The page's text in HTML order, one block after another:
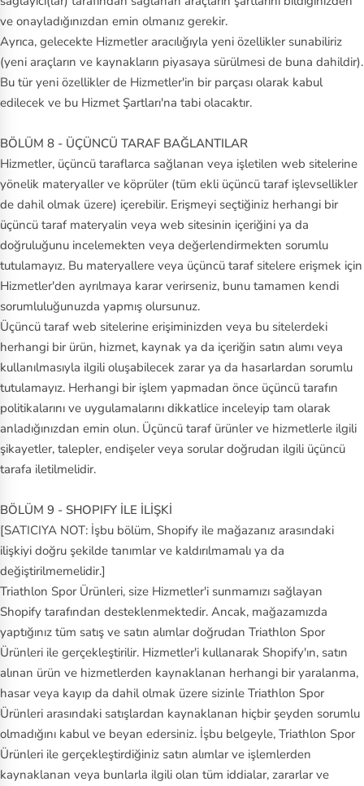
ve onayladığınızdan emin olmanız gerekir.
Ayrıca, gelecekte Hizmetler aracılığıyla yeni özellikler sunabiliriz
(yeni araçların ve kaynakların piyasaya sürülmesi de buna dahildir).
Bu tür yeni özellikler de Hizmetler'in bir parçası olarak kabul
edilecek ve bu Hizmet Şartları'na tabi olacaktır.
BÖLÜM 8 - ÜÇÜNCÜ TARAF BAĞLANTILAR
Hizmetler, üçüncü taraflarca sağlanan veya işletilen web sitelerine
yönelik materyaller ve köprüler (tüm ekli üçüncü taraf işlevsellikler
de dahil olmak üzere) içerebilir. Erişmeyi seçtiğiniz herhangi bir
üçüncü taraf materyalin veya web sitesinin içeriğini ya da
doğruluğunu incelemekten veya değerlendirmekten sorumlu
tutulamayız. Bu materyallere veya üçüncü taraf sitelere erişmek için
Hizmetler'den ayrılmaya karar verirseniz, bunu tamamen kendi
sorumluluğunuzda yapmış olursunuz.
Üçüncü taraf web sitelerine erişiminizden veya bu sitelerdeki
herhangi bir ürün, hizmet, kaynak ya da içeriğin satın alımı veya
kullanılmasıyla ilgili oluşabilecek zarar ya da hasarlardan sorumlu
tutulamayız. Herhangi bir işlem yapmadan önce üçüncü tarafın
politikalarını ve uygulamalarını dikkatlice inceleyip tam olarak
anladığınızdan emin olun. Üçüncü taraf ürünler ve hizmetlerle ilgili
şikayetler, talepler, endişeler veya sorular doğrudan ilgili üçüncü
tarafa iletilmelidir.
BÖLÜM 9 - SHOPIFY İLE İLİŞKİ
[SATICIYA NOT: İşbu bölüm, Shopify ile mağazanız arasındaki
ilişkiyi doğru şekilde tanımlar ve kaldırılmamalı ya da
değiştirilmemelidir.]
Triathlon Spor Ürünleri, size Hizmetler'i sunmamızı sağlayan
Shopify tarafından desteklenmektedir. Ancak, mağazamızda
yaptığınız tüm satış ve satın alımlar doğrudan Triathlon Spor
Ürünleri ile gerçekleştirilir. Hizmetler'i kullanarak Shopify'ın, satın
alınan ürün ve hizmetlerden kaynaklanan herhangi bir yaralanma,
hasar veya kayıp da dahil olmak üzere sizinle Triathlon Spor
Ürünleri arasındaki satışlardan kaynaklanan hiçbir şeyden sorumlu
olmadığını kabul ve beyan edersiniz. İşbu belgeyle, Triathlon Spor
Ürünleri ile gerçekleştirdiğiniz satın alımlar ve işlemlerden
kaynaklanan veya bunlarla ilgili olan tüm iddialar, zararlar ve